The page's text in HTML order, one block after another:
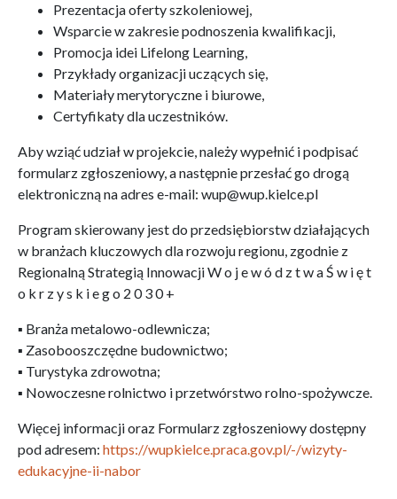
Prezentacja oferty szkoleniowej,
Wsparcie w zakresie podnoszenia kwalifikacji,
Promocja idei Lifelong Learning,
Przykłady organizacji uczących się,
Materiały merytoryczne i biurowe,
Certyfikaty dla uczestników.
Aby wziąć udział w projekcie, należy wypełnić i podpisać
formularz zgłoszeniowy, a następnie przesłać go drogą
elektroniczną na adres e-mail: wup@wup.kielce.pl
Program skierowany jest do przedsiębiorstw działających
w branżach kluczowych dla rozwoju regionu, zgodnie z
Regionalną Strategią Innowacji W o j e w ó d z t w a Ś w i ę t
o k r z y s k i e g o 2 0 3 0 +
▪ Branża metalowo-odlewnicza;
▪ Zasobooszczędne budownictwo;
▪ Turystyka zdrowotna;
▪ Nowoczesne rolnictwo i przetwórstwo rolno-spożywcze.
Więcej informacji oraz Formularz zgłoszeniowy dostępny
pod adresem: https://wupkielce.praca.gov.pl/-/wizyty-
edukacyjne-ii-nabor